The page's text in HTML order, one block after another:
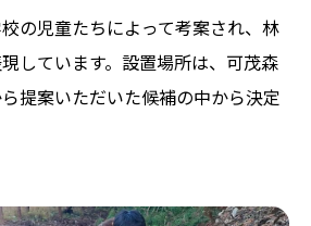
の児童たちによって考案され、林
しています。設置場所は、可茂森
提案いただいた候補の中から決定